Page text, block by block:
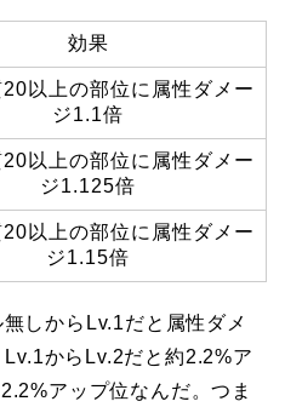
効果
20以上の部位に属性ダメー
ジ1.1倍
20以上の部位に属性ダメー
ジ1.125倍
20以上の部位に属性ダメー
ジ1.15倍
しからLv.1だと属性ダメ
からLv.2だと約2.2%ア
アップ位なんだ。つま